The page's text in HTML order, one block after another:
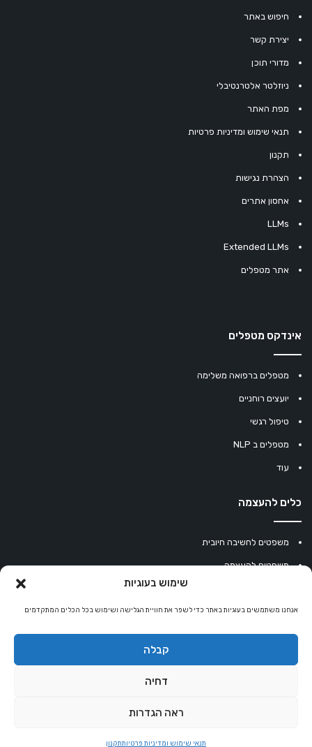
שימוש בעוגיות
אנחנו משתמשים בעוגיות באתר כדי לשפר את חוויית הגלישה ושימוש בכל הכלים המתקדמים
קבלה
דחיה
ראה הגדרות
תנאי שימוש ומדיניות פרטיותתקנון
חיפוש באתר
יצירת קשר
מדורי תוכן
ניוזלטר אלטרנטיבלי
מפת האתר
תנאי שימוש ומדיניות פרטיות
תקנון
הצהרת נגישות
אחסון אתרים
LLMs
Extended LLMs
אתר מטפלים
אינדקס מטפלים
מטפלים ברפואה משלימה
יועצים רוחניים
טיפול רגשי
מטפלים ב NLP
עוד
כלים להעצמה
משפטים לחשיבה חיובית
משפטים להעצמה
מחשבון נומרולוגיה
קריסטלים למזלות
© כל הזכויות שמורות 2026 |